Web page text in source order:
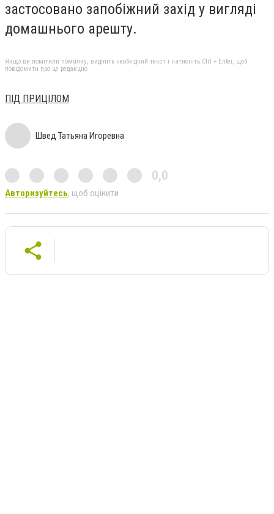
застосовано запобіжний захід у вигляді
домашнього арешту.
Якщо ви помітили помилку, виділіть необхідний текст і натисніть Ctrl + Enter, щоб
повідомити про це редакцію
ПІД ПРИЦІЛОМ
Швед Татьяна Игоревна
0,0
Авторизуйтесь, щоб оцінити